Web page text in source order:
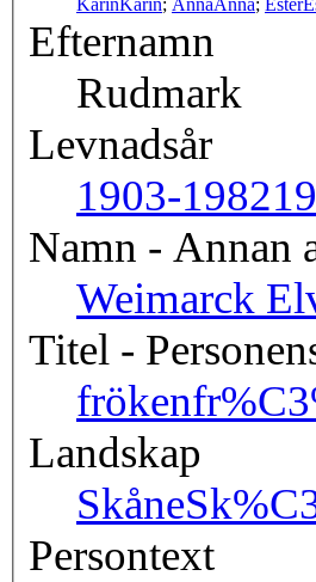
KarinKarin; AnnaAnna; Ester
Efternamn
Rudmark
Levnadsår
1903-1982
Namn - Annan
Weimarck
Titel -
fröken
Landskap
Skåne
Persontext